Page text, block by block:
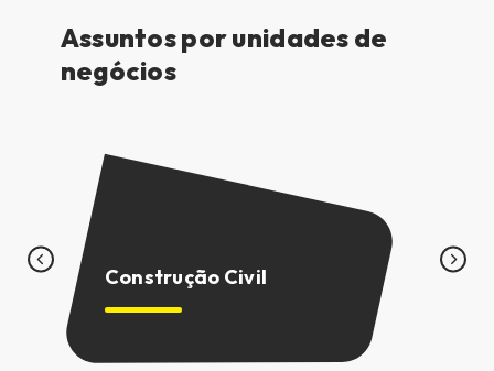
Assuntos por unidades de
negócios
Construção Civil